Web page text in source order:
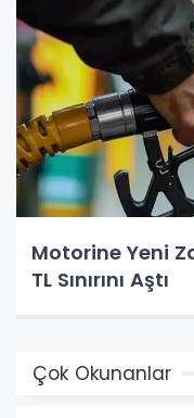
Motorine Yeni
TL Sınırını Aştı
Çok Okunanlar